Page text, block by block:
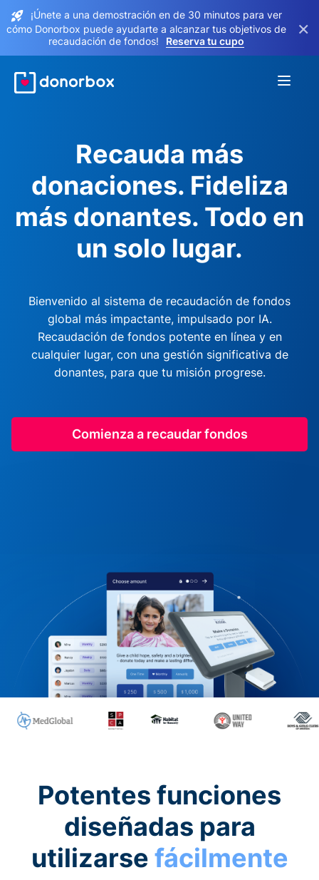
¡Únete a una demostración en de 30 minutos para ver
cómo Donorbox puede ayudarte a alcanzar tus objetivos de
recaudación de fondos!
Reserva tu cupo
×
Recauda más
donaciones. Fideliza
más donantes. Todo en
un solo lugar.
Bienvenido al sistema de recaudación de fondos
global más impactante, impulsado por IA.
Recaudación de fondos potente en línea y en
cualquier lugar, con una gestión significativa de
donantes, para que tu misión progrese.
Comienza a recaudar fondos
Potentes funciones
diseñadas para
utilizarse fácilmente